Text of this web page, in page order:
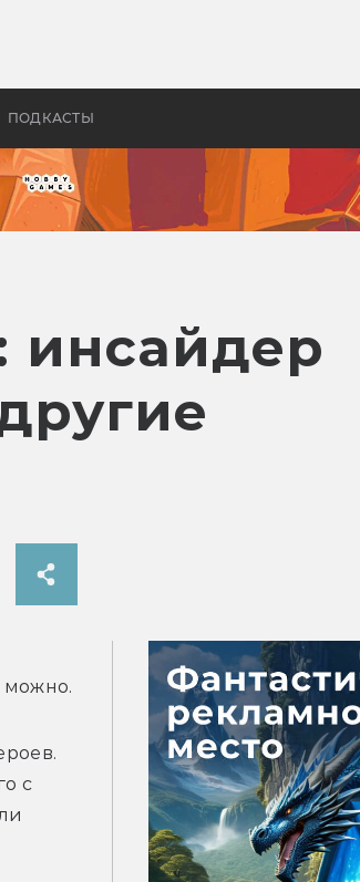
ПОДКАСТЫ
колец»
«Светлячка» и
инсайдер
с